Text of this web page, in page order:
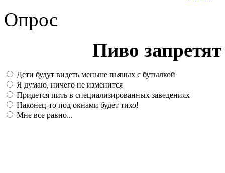
Опрос
Пиво
Дети будут видеть меньше пьяных с бутылкой
Я думаю, ничего не изменится
Придется пить в специализированных заведениях
Наконец-то под окнами будет тихо!
Мне все равно...